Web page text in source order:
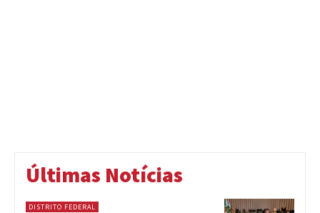
Últimas Notícias
DISTRITO FEDERAL